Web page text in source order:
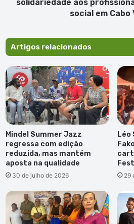
solidariedade aos
social em Cabo
Artigos relacionados
Mindel Summer Jazz
regressa com edição
reduzida, mas mantém
aposta na qualidade
30 de julho de 2026
Léo
29